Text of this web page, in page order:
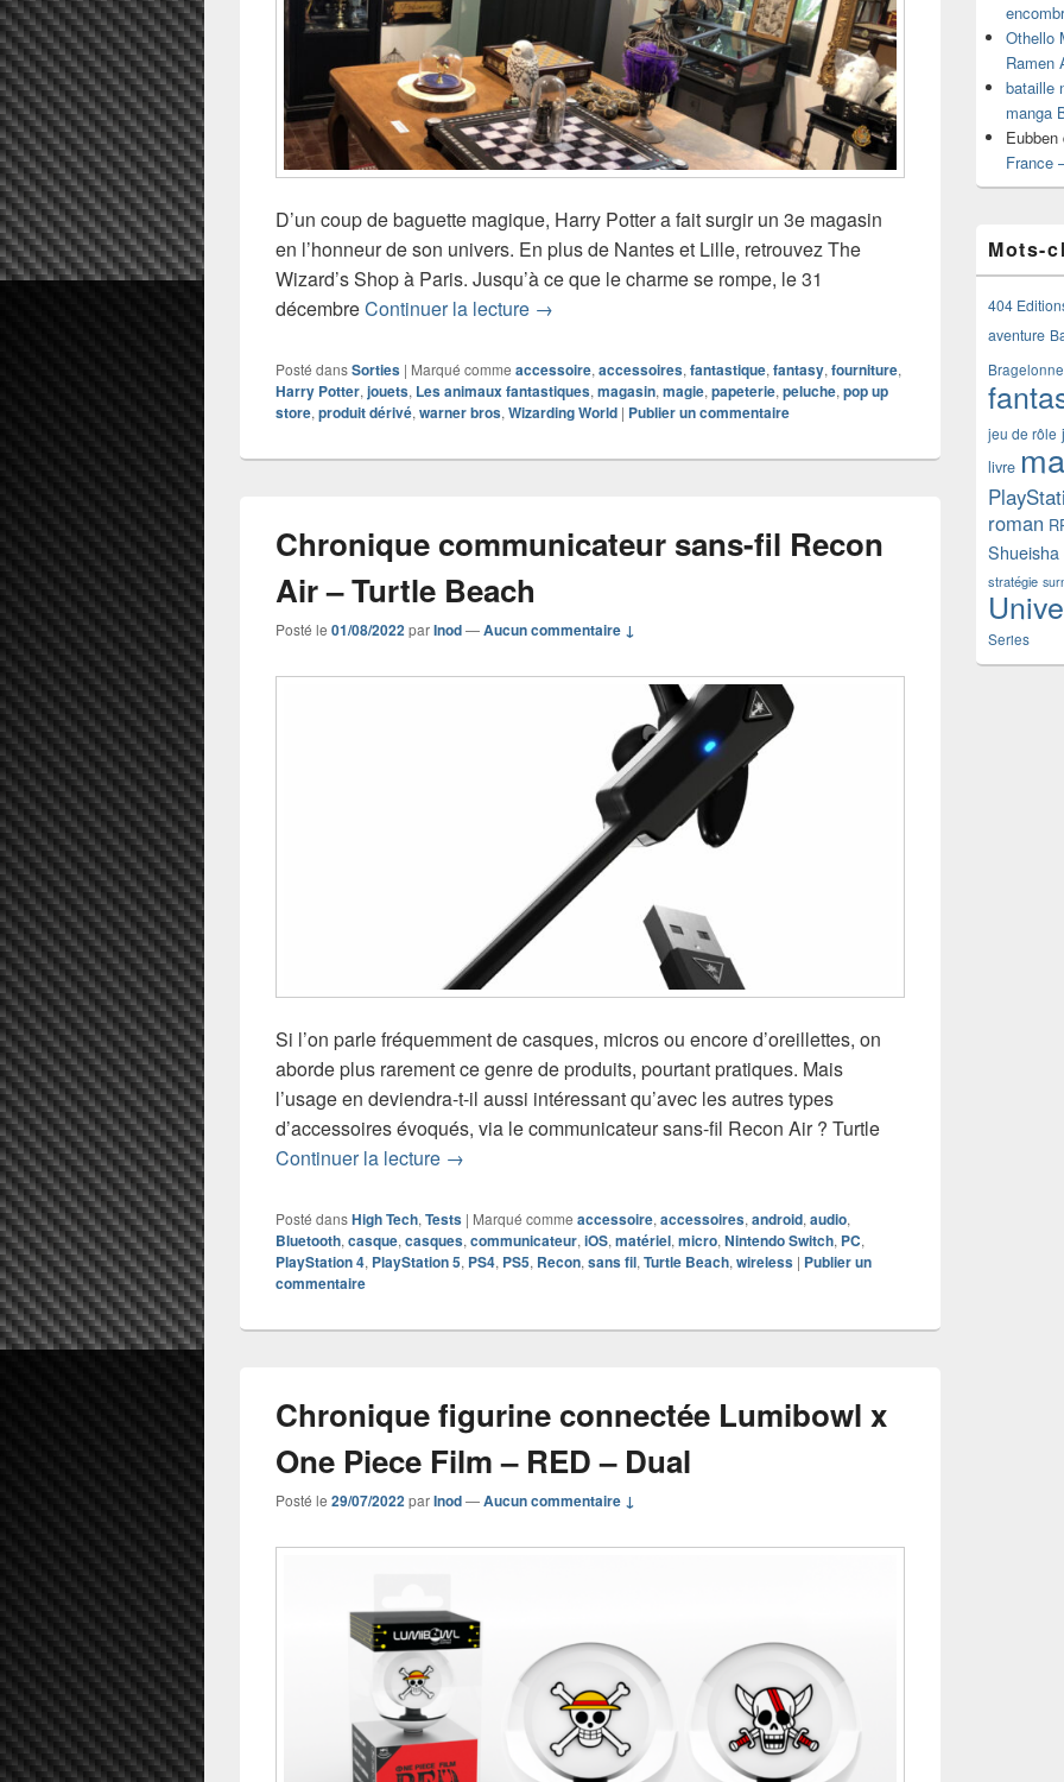
D’un coup de baguette magique, Harry Potter a fait surgir un 3e magasin
en l’honneur de son univers. En plus de Nantes et Lille, retrouvez The
Wizard’s Shop à Paris. Jusqu’à ce que le charme se rompe, le 31
décembreContinuer la lecture Harry Potter fait apparaître le pop-up store The Wizard’s Shop
→
Posté dansSorties | Marqué comme accessoire, accessoires, fantastique, fantasy, fourniture,
Harry Potter, jouets, Les animaux fantastiques, magasin, magie, papeterie, peluche, pop up
store, produit dérivé, warner bros, Wizarding World | Publier un commentaire
Chronique communicateur sans-fil Recon
Air – Turtle Beach
Posté le 01/08/2022parInod—Aucun commentaire ↓
Si l’on parle fréquemment de casques, micros ou encore d’oreillettes, on
aborde plus rarement ce genre de produits, pourtant pratiques. Mais
l’usage en deviendra-t-il aussi intéressant qu’avec les autres types
d’accessoires évoqués, via le communicateur sans-fil Recon Air ? Turtle
Continuer la lecture Chronique communicateur sans-fil Recon Air – Turtle Beach
→
Posté dansHigh Tech, Tests | Marqué comme accessoire, accessoires, android, audio,
Bluetooth, casque, casques, communicateur, iOS, matériel, micro, Nintendo Switch, PC,
PlayStation 4, PlayStation 5, PS4, PS5, Recon, sans fil, Turtle Beach, wireless | Publier un
commentaire
Chronique figurine connectée Lumibowl x
One Piece Film – RED – Dual
Posté le 29/07/2022parInod—Aucun commentaire ↓
Othello
Ramen
bataille
manga
Eubben
France
Mots-
404
aventure
Bragelonne
jeu de rôle
livre
roman
Shueisha
stratégie
Series